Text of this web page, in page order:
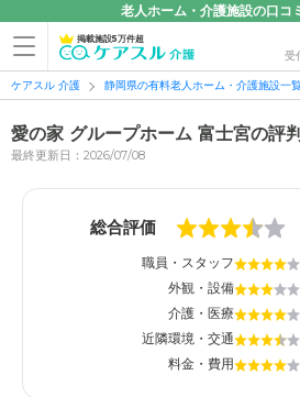
老人ホーム・介護施設の口コ
掲載施設5万件超
受
ケアスル 介護 静岡県の有料老人ホーム・介護施設一
愛の家 グループホーム 富士宮の評
最終更新日：2026/07/08
総合評価
職員・スタッフ
外観・設備
介護・医療
近隣環境・交通
料金・費用